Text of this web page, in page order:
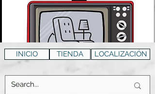
INICIO TIENDA LOCALIZACIÓN